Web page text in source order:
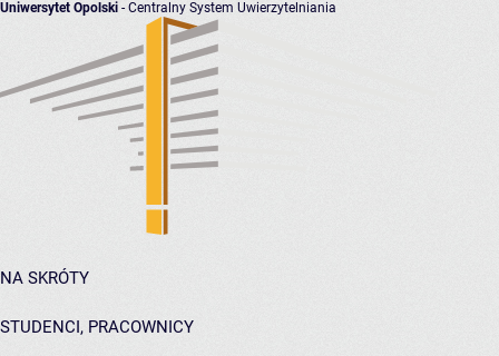
Uniwersytet Opolski - Centralny System Uwierzytelniania
NA SKRÓTY
STUDENCI, PRACOWNICY